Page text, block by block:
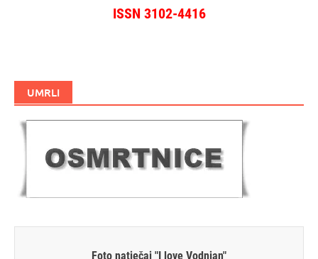
ISSN 3102-4416
UMRLI
Foto natječaj "I love Vodnjan"